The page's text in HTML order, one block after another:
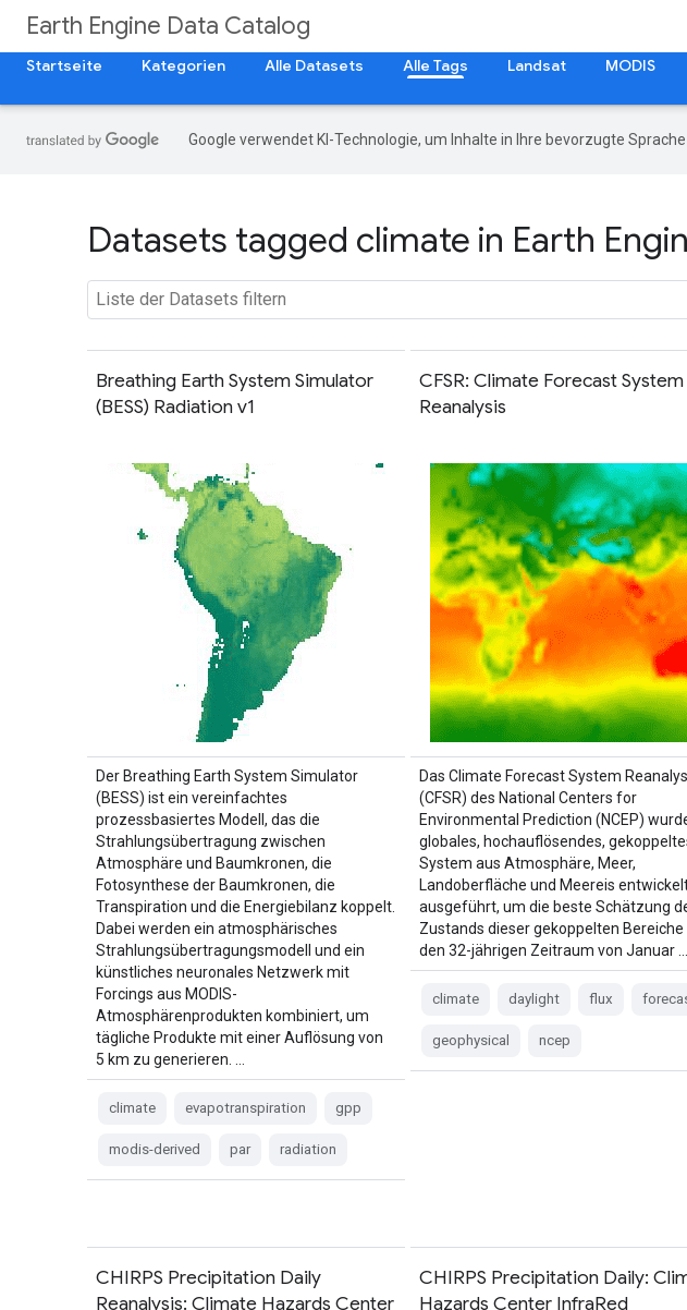
Earth Engine Data Catalog
Startseite
Kategorien Alle Datasets Alle Tags Landsat MODIS
Google verwendet KI-Technologie, um Inhalte in Ihre bevorzugte
Datasets tagged climate in Earth
Breathing Earth System Simulator
(BESS) Radiation v1
Der Breathing Earth System Simulator
(BESS) ist ein vereinfachtes
prozessbasiertes Modell, das die
Strahlungsübertragung zwischen
Atmosphäre und Baumkronen, die
Fotosynthese der Baumkronen, die
Transpiration und die Energiebilanz koppelt.
Dabei werden ein atmosphärisches
Strahlungsübertragungsmodell und ein
künstliches neuronales Netzwerk mit
Forcings aus MODIS-
Atmosphärenprodukten kombiniert, um
tägliche Produkte mit einer Auflösung von
5 km zu generieren. …
climate evapotranspiration gpp
modis-derived par radiation
CFSR: Climate Forecast System
Reanalysis
Das Climate Forecast System
(CFSR) des National Centers for
Environmental Prediction (NCEP)
globales, hochauflösendes,
System aus Atmosphäre, Meer,
Landoberfläche und Meereis
ausgeführt, um die beste Schätzung
Zustands dieser gekoppelten Bereiche
den 32-jährigen Zeitraum von Januar …
climate daylight flux
geophysical ncep
CHIRPS Precipitation Daily
Reanalysis: Climate Hazards Center
CHIRPS Precipitation Daily:
Hazards Center InfraRed